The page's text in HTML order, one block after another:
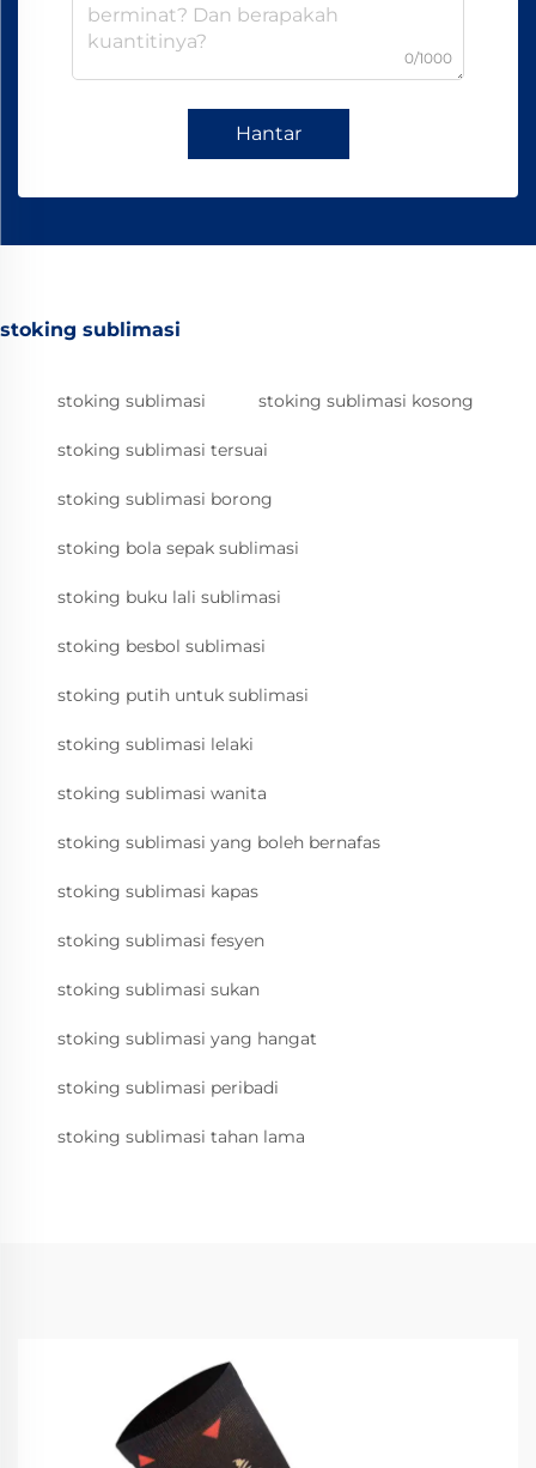
0/1000
Hantar
stoking sublimasi
stoking sublimasi stoking sublimasi kosong
stoking sublimasi tersuai
stoking sublimasi borong
stoking bola sepak sublimasi
stoking buku lali sublimasi
stoking besbol sublimasi
stoking putih untuk sublimasi
stoking sublimasi lelaki
stoking sublimasi wanita
stoking sublimasi yang boleh bernafas
stoking sublimasi kapas
stoking sublimasi fesyen
stoking sublimasi sukan
stoking sublimasi yang hangat
stoking sublimasi peribadi
stoking sublimasi tahan lama